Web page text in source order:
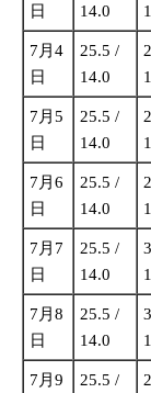
日
14.0
7月4
日
25.5 /
14.0
7月5
日
25.5 /
14.0
7月6
日
25.5 /
14.0
7月7
日
25.5 /
14.0
7月8
日
25.5 /
14.0
7月9
25.5 /